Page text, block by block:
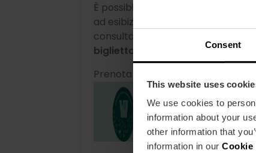
Consent
This website uses
We use cookies to
information about your
other information that
information in our Cookie
È possibile anche vedere come
ad esibizioni educative e
consultare l’agenda di attività e
biglietto online, eviterai file in
Prenota